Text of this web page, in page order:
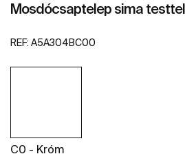
Mosdócsaptelep sima
REF: A5A304BC00
C0 - Króm